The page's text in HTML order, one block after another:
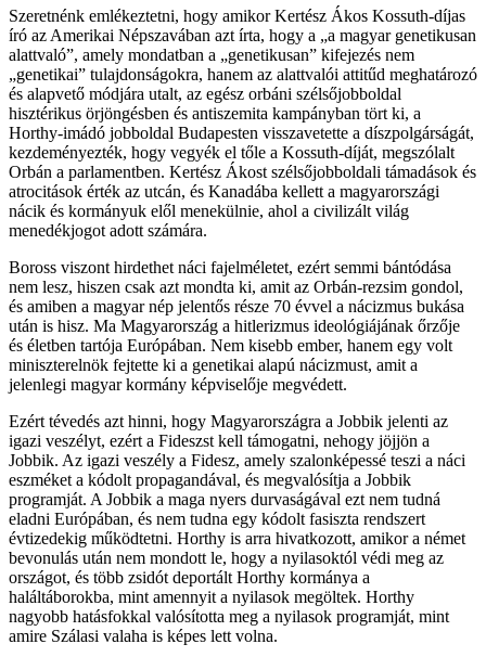
Szeretnénk emlékeztetni, hogy amikor Kertész Ákos Kossuth-díjas
író az Amerikai Népszavában azt írta, hogy a „a magyar genetikusan
alattvaló”, amely mondatban a „genetikusan” kifejezés nem
„genetikai” tulajdonságokra, hanem az alattvalói attitűd meghatározó
és alapvető módjára utalt, az egész orbáni szélsőjobboldal
hisztérikus örjöngésben és antiszemita kampányban tört ki, a
Horthy-imádó jobboldal Budapesten visszavetette a díszpolgárságát,
kezdeményezték, hogy vegyék el tőle a Kossuth-díját, megszólalt
Orbán a parlamentben. Kertész Ákost szélsőjobboldali támadások és
atrocitások érték az utcán, és Kanadába kellett a magyarországi
nácik és kormányuk elől menekülnie, ahol a civilizált világ
menedékjogot adott számára.
Boross viszont hirdethet náci fajelméletet, ezért semmi bántódása
nem lesz, hiszen csak azt mondta ki, amit az Orbán-rezsim gondol,
és amiben a magyar nép jelentős része 70 évvel a nácizmus bukása
után is hisz. Ma Magyarország a hitlerizmus ideológiájának őrzője
és életben tartója Európában. Nem kisebb ember, hanem egy volt
miniszterelnök fejtette ki a genetikai alapú nácizmust, amit a
jelenlegi magyar kormány képviselője megvédett.
Ezért tévedés azt hinni, hogy Magyarországra a Jobbik jelenti az
igazi veszélyt, ezért a Fideszst kell támogatni, nehogy jöjjön a
Jobbik. Az igazi veszély a Fidesz, amely szalonképessé teszi a náci
eszméket a kódolt propagandával, és megvalósítja a Jobbik
programját. A Jobbik a maga nyers durvaságával ezt nem tudná
eladni Európában, és nem tudna egy kódolt fasiszta rendszert
évtizedekig működtetni. Horthy is arra hivatkozott, amikor a német
bevonulás után nem mondott le, hogy a nyilasoktól védi meg az
országot, és több zsidót deportált Horthy kormánya a
haláltáborokba, mint amennyit a nyilasok megöltek. Horthy
nagyobb hatásfokkal valósította meg a nyilasok programját, mint
amire Szálasi valaha is képes lett volna.